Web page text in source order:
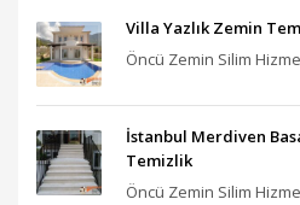
Villa Yazlık Zemin
Öncü Zemin Silim
İstanbul Merdiven
Temizlik
Öncü Zemin Silim